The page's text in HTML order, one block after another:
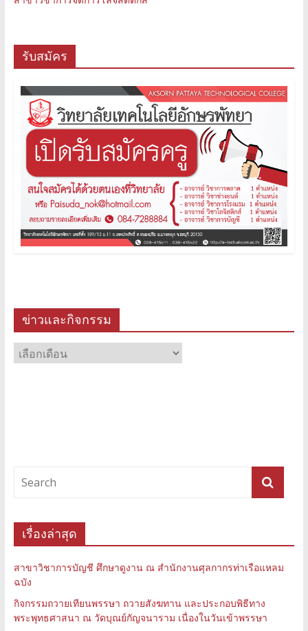
รับสมัคร
ข่าวและกิจกรรม
ข่าว
และ
เรื่องล่าสุด
สาขาวิชาการบัญชี ศึกษาดูงาน ณ สำนักงานศุลกากรท่าเรือแหลม
ฉบัง
กิจกรรมถวายเทียนพรรษา ถวายสังฆทาน และประกอบพิธีทาง
พระพุทธศาสนา ณ วัดบุณย์กัญจนาราม เนื่องในวันเข้าพรรษา